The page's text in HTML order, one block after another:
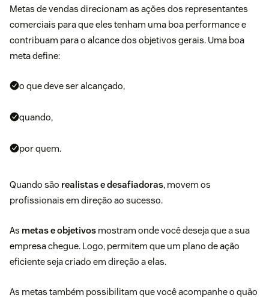
Metas de vendas direcionam as ações dos representantes
comerciais para que eles tenham uma boa performance e
contribuam para o alcance dos objetivos gerais. Uma boa
meta define:
o que deve ser alcançado,
quando,
por quem.
Quando são realistas e desafiadoras, movem os
profissionais em direção ao sucesso.
As metas e objetivos mostram onde você deseja que a sua
empresa chegue. Logo, permitem que um plano de ação
eficiente seja criado em direção a elas.
As metas também possibilitam que você acompanhe o quão